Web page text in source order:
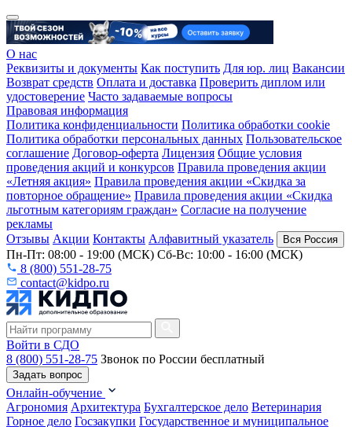
О нас
Реквизиты и документы Как поступить Для юр. лиц Вакансии
Возврат средств Оплата и доставка Проверить диплом или
удостоверение Часто задаваемые вопросы
Правовая информация
Политика конфиденциальности Политика обработки cookie
Политика обработки персональных данных Пользовательское
соглашение Договор-оферта Лицензия Общие условия
проведения акций и конкурсов Правила проведения акции
«Летняя акция» Правила проведения акции «Скидка за
повторное обращение» Правила проведения акции «Скидка
льготным категориям граждан» Согласие на получение
рекламы
Отзывы Акции Контакты Алфавитный указатель Вся Россия
Пн-Пт: 08:00 - 19:00 (МСК) Сб-Вс: 10:00 - 16:00 (МСК)
8 (800) 551-28-75
contact@kidpo.ru
Войти в СДО
8 (800) 551-28-75 Звонок по России бесплатный
Задать вопрос
Онлайн-обучение
Агрономия Архитектура Бухгалтерское дело Ветеринария
Горное дело Госзакупки Государственное и муниципальное